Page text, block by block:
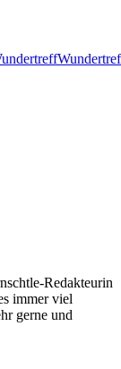
Redakteurin
immer viel
gerne und